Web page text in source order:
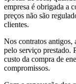
empresa é obrigada a
preços não são
clientes.
Nos contratos antigos,
pelo serviço prestado.
custo da compra de
compromissos.